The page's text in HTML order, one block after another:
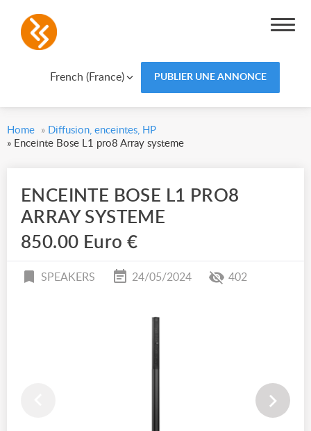
French (France) PUBLIER UNE ANNONCE
Home » Diffusion, enceintes, HP
» Enceinte Bose L1 pro8 Array systeme
ENCEINTE BOSE L1 PRO8
ARRAY SYSTEME
850.00 Euro €
SPEAKERS 24/05/2024 402